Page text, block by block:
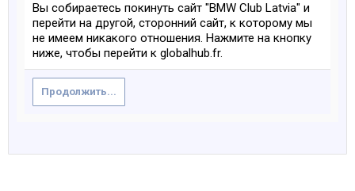
Вы собираетесь покинуть сайт "BMW Club Latvia" и
перейти на другой, сторонний сайт, к которому мы
не имеем никакого отношения. Нажмите на кнопку
ниже, чтобы перейти к globalhub.fr.
Продолжить...